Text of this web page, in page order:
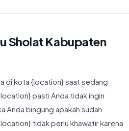
Sholat Kabupaten
di kota {location} saat sedang
pasti Anda tidak ingin
Anda bingung apakah sudah
tidak perlu khawatir karena